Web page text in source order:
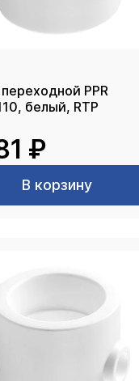
PPR
110х63х110, белый, RTP
₽
В корзину